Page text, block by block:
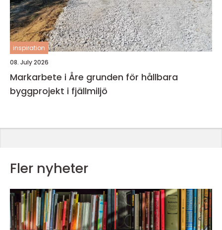
inspiration
08. July 2026
Markarbete i Åre grunden för hållbara
byggprojekt i fjällmiljö
Fler nyheter